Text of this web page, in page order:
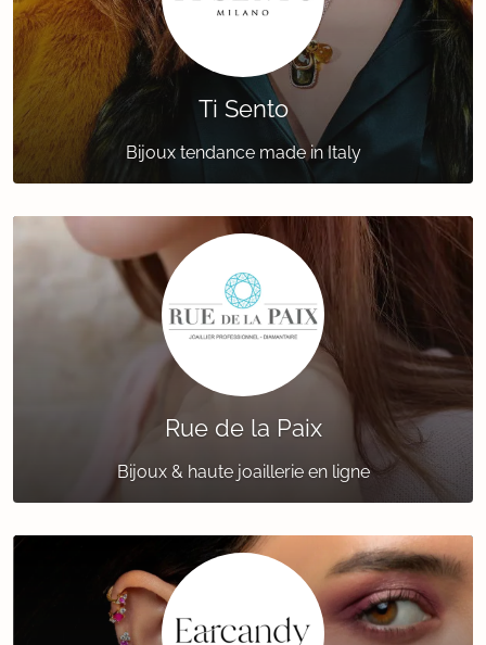
Ti Sento
Bijoux tendance made in Italy
Rue de la Paix
Bijoux & haute joaillerie en ligne